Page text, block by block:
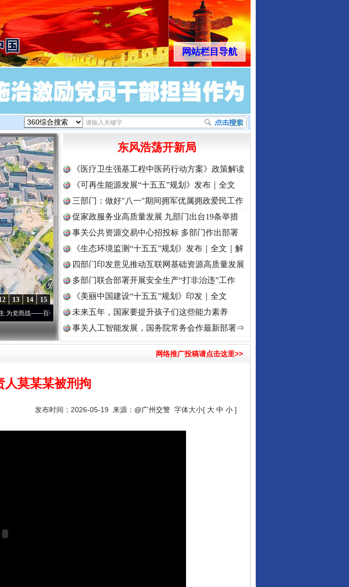
网站栏目导航
15
14
13
战——百年“纪”事⑧加强纪律..·[视频]牢记初心使命 奋进复兴征程丨“转折之城”激荡..·[视频]
东风浩荡开新局
《医疗卫生强基工程中医药行动方案》政策解读
《可再生能源发展“十五五”规划》发布｜全文
三部门：做好"八一"期间拥军优属拥政爱民工作
促家政服务业高质量发展 九部门出台19条举措
事关公共资源交易中心招投标 多部门作出部署
《生态环境监测“十五五”规划》发布｜全文｜解
读
四部门印发意见推动互联网基础资源高质量发展
多部门联合部署开展安全生产“打非治违”工作
《美丽中国建设“十五五”规划》印发｜全文
未来五年，国家要提升孩子们这些能力素养
事关人工智能发展，国务院常务会作最新部署⇒
网络推广投稿请点击这里>>
人莫某某被刑拘
发布时间：2026-05-19 来源： @广州交警 字体大小[ 大 中 小 ]